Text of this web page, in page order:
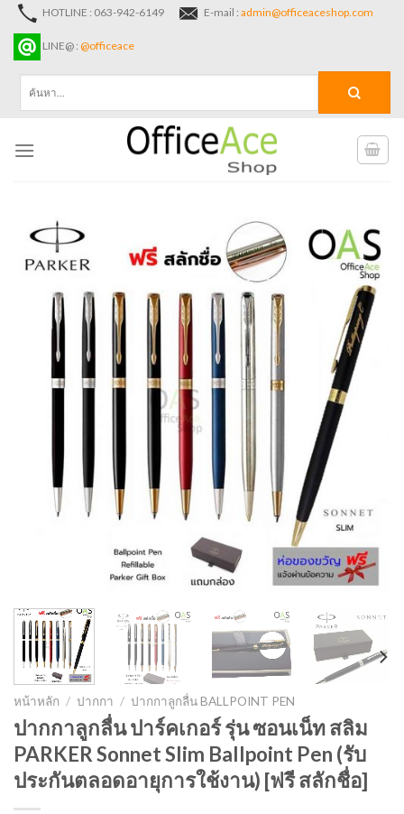
Skip
content
HOTLINE : 063-942-6149 E-mail : admin@officeaceshop.com
LINE@ : @officeace
หน้าหลัก / ปากกา / ปากกาลูกลื่น BALLPOINT PEN
ปากกาลูกลื่น ปาร์คเกอร์ รุ่น ซอนเน็ท สลิม
PARKER Sonnet Slim Ballpoint Pen (รับ
ประกันตลอดอายุการใช้งาน) [ฟรี สลักชื่อ]